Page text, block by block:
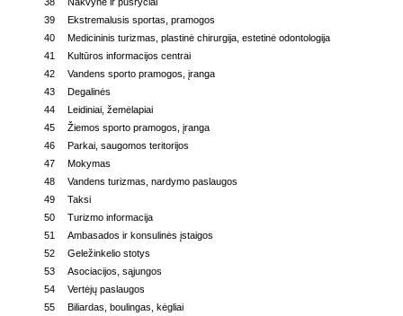
39
Ekstremalusis sportas, pramogos
40
Medicininis turizmas, plastinė chirurgija, estetinė odontologija
41
Kultūros informacijos centrai
42
Vandens sporto pramogos, įranga
43
Degalinės
44
Leidiniai, žemėlapiai
45
Žiemos sporto pramogos, įranga
46
Parkai, saugomos teritorijos
47
Mokymas
48
Vandens turizmas, nardymo paslaugos
49
Taksi
50
Turizmo informacija
51
Ambasados ir konsulinės įstaigos
52
Geležinkelio stotys
53
Asociacijos, sąjungos
54
Vertėjų paslaugos
55
Biliardas, boulingas, kėgliai